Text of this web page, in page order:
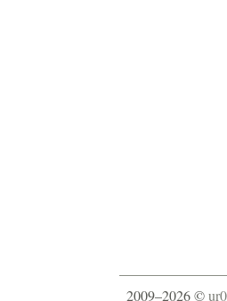
2009–2026 ©